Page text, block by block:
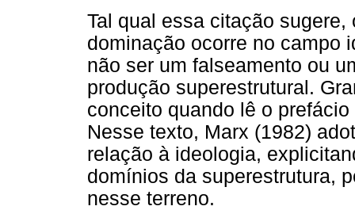
Tal qual essa citação
dominação ocorre no campo
não ser um falseamento ou
produção superestrutural.
conceito quando lê o
Nesse texto, Marx (1982)
relação à ideologia,
domínios da superestrutura,
nesse terreno.